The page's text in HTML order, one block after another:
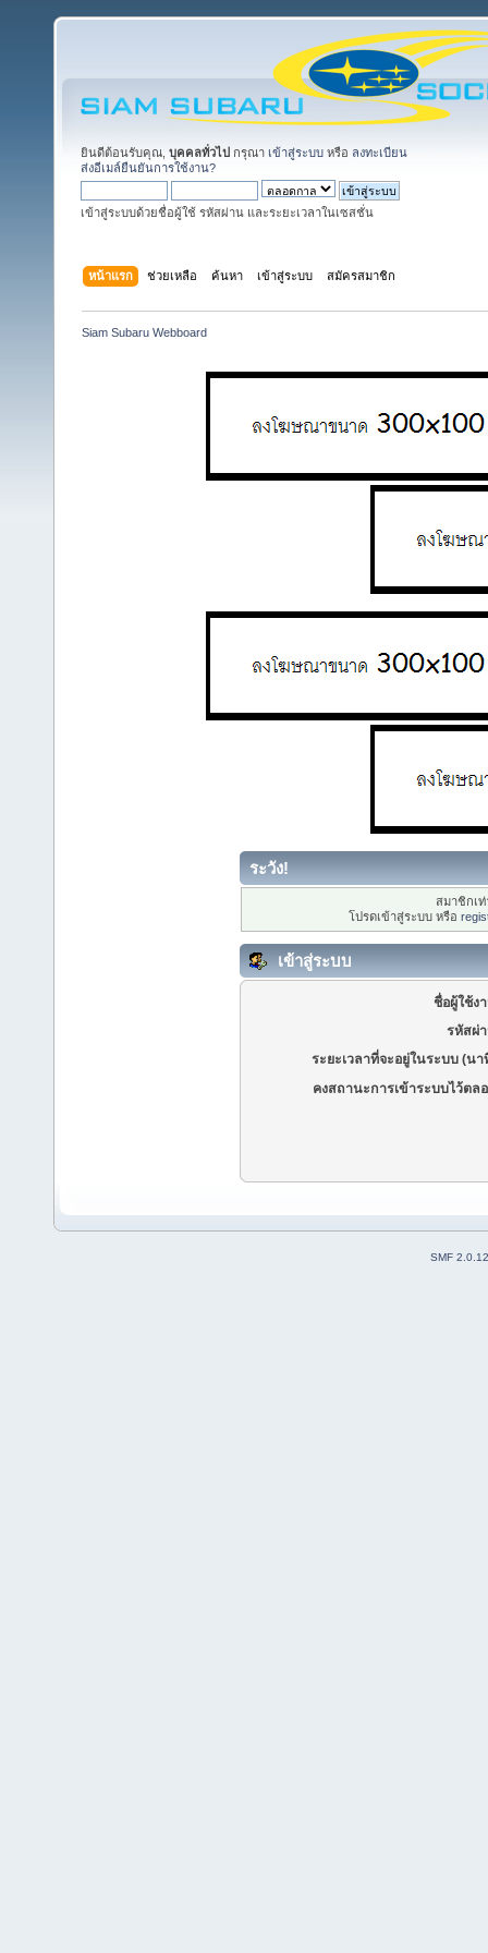
ยินดีต้อนรับคุณ, บุคคลทั่วไป กรุณา เข้าสู่ระบบ หรือ ลงทะเบียน
ส่งอีเมล์ยืนยันการใช้งาน?
เข้าสู่ระบบด้วยชื่อผู้ใช้ รหัสผ่าน และระยะเวลาในเซสชั่น
หน้าแรก ช่วยเหลือ ค้นหา เข้าสู่ระบบ สมัครสมาชิก
Siam Subaru Webboard
ระวัง!
สมาชิกเ
โปรดเข้าสู่ระบบ หรือ
เข้าสู่ระบบ
ชื่อผู้ใช้ง
รหัสผ่
ระยะเวลาที่จะอยู่ในระบบ (นา
คงสถานะการเข้าระบบไว้ตล
SMF 2.0.12